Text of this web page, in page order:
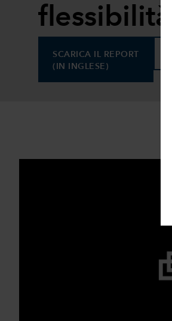
flessibilità
SCARICA IL REPORT
(IN INGLESE)